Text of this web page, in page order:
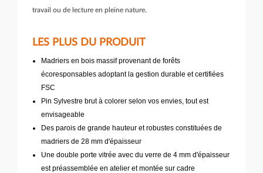
travail ou de lecture en pleine nature.
LES PLUS DU PRODUIT
Madriers en bois massif provenant de forêts
écoresponsables adoptant la gestion durable et certifiées
FSC
Pin Sylvestre brut à colorer selon vos envies, tout est
envisageable
Des parois de grande hauteur et robustes constituées de
madriers de 28 mm d'épaisseur
Une double porte vitrée avec du verre de 4 mm d'épaisseur
est préassemblée en atelier et montée sur cadre